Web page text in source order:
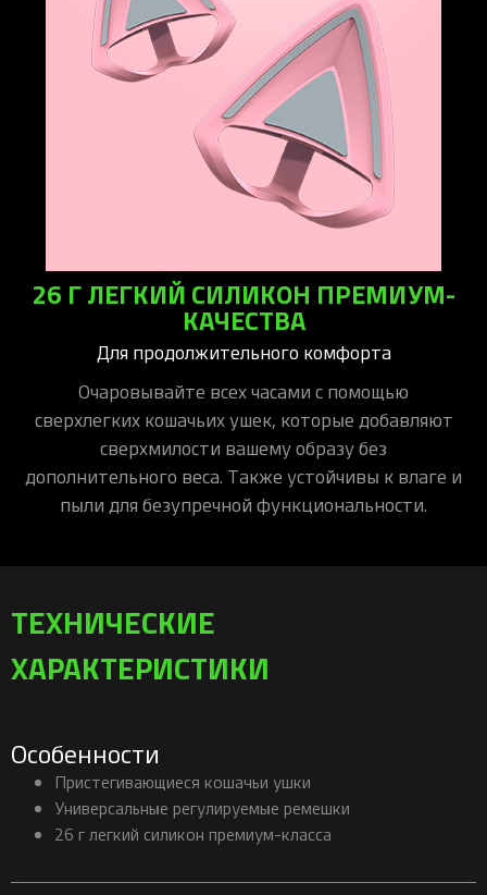
26 Г ЛЕГКИЙ СИЛИКОН ПРЕМИУМ-
КАЧЕСТВА
Для продолжительного комфорта
Очаровывайте всех часами с помощью
сверхлегких кошачьих ушек, которые добавляют
сверхмилости вашему образу без
дополнительного веса. Также устойчивы к влаге и
пыли для безупречной функциональности.
ТЕХНИЧЕСКИЕ
ХАРАКТЕРИСТИКИ
Особенности
Пристегивающиеся кошачьи ушки
Универсальные регулируемые ремешки
26 г легкий силикон премиум-класса